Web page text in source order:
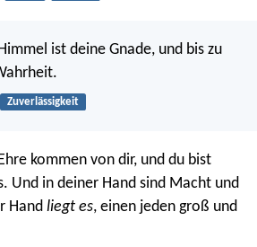
ist deine Gnade, und bis zu
Zuverlässigkeit
kommen von dir, und du bist
Und in deiner Hand sind Macht und
Hand liegt es, einen jeden groß und